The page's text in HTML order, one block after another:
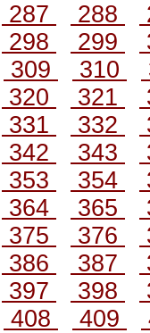
287
288
298
299
309
310
320
321
331
332
342
343
353
354
364
365
375
376
386
387
397
398
408
409